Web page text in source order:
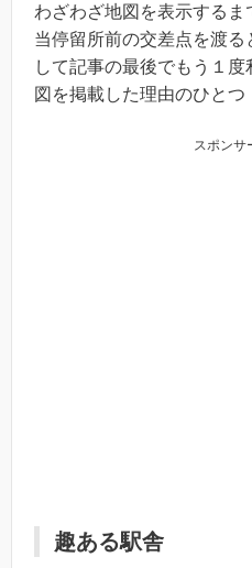
わざわざ地図を表示するま
当停留所前の交差点を渡
して記事の最後でもう１
図を掲載した理由のひとつ
スポンサ
趣ある駅舎